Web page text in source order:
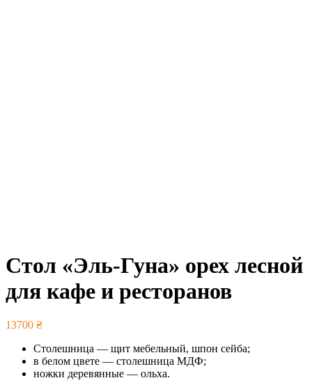
Стол «Эль-Гуна» орех лесной
для кафе и ресторанов
13700 ₴
Столешница — щит мебельный, шпон сейба;
в белом цвете — столешница МДФ;
ножки деревянные — ольха.